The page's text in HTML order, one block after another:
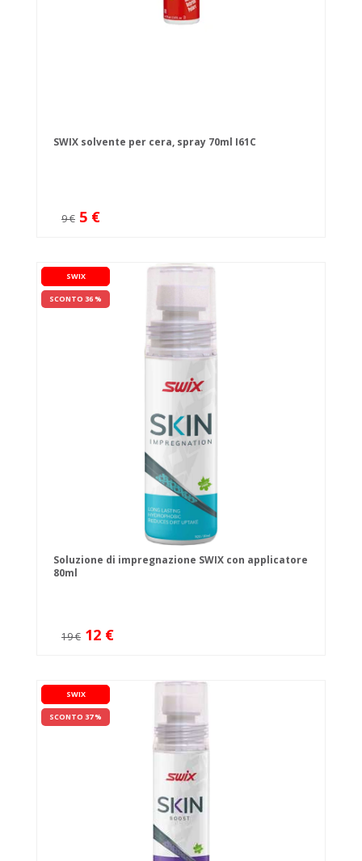
SWIX solvente per cera, spray 70ml I61C
9 € 5 €
SWIX
SCONTO 36 %
Soluzione di impregnazione SWIX con applicatore
80ml
19 € 12 €
SWIX
SCONTO 37 %